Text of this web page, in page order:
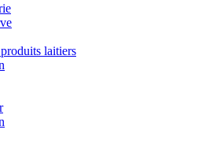
laitiers